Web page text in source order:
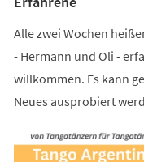
Alle zwei Wochen
- Hermann und Oli -
willkommen. Es kann
Neues ausprobiert